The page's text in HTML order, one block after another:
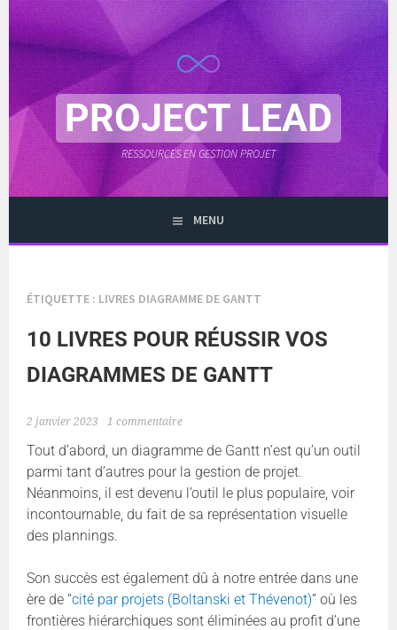
Aller
au
contenu
principal
PROJECT LEAD
RESSOURCES EN GESTION PROJET
MENU
ÉTIQUETTE : LIVRES DIAGRAMME DE GANTT
10 LIVRES POUR RÉUSSIR VOS
DIAGRAMMES DE GANTT
2 janvier 2023 1 commentaire
Tout d’abord, un diagramme de Gantt n’est qu’un outil
parmi tant d’autres pour la gestion de projet.
Néanmoins, il est devenu l’outil le plus populaire, voir
incontournable, du fait de sa représentation visuelle
des plannings.
Son succès est également dû à notre entrée dans une
ère de “cité par projets (Boltanski et Thévenot)” où les
frontières hiérarchiques sont éliminées au profit d’une